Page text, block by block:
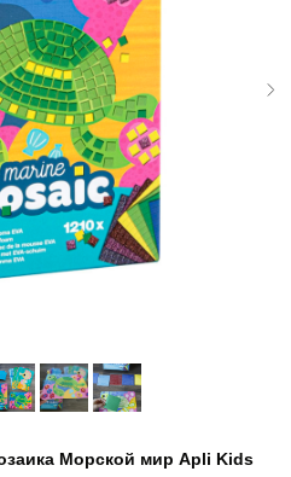
Морской мир Apli Kids